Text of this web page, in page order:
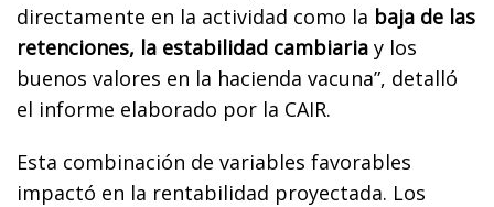
directamente en la actividad como la baja de las
retenciones, la estabilidad cambiaria y los
buenos valores en la hacienda vacuna”, detalló
el informe elaborado por la CAIR.
Esta combinación de variables favorables
impactó en la rentabilidad proyectada. Los